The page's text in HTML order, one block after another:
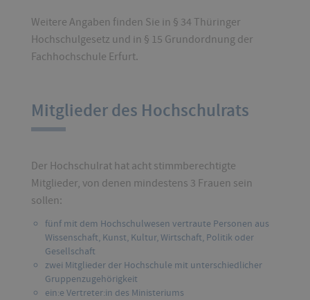
Weitere Angaben finden Sie in § 34 Thüringer
Hochschulgesetz und in § 15 Grundordnung der
Fachhochschule Erfurt.
Mitglieder des Hochschulrats
Der Hochschulrat hat acht stimmberechtigte
Mitglieder, von denen mindestens 3 Frauen sein
sollen:
fünf mit dem Hochschulwesen vertraute Personen aus
Wissenschaft, Kunst, Kultur, Wirtschaft, Politik oder
Gesellschaft
zwei Mitglieder der Hochschule mit unterschiedlicher
Gruppenzugehörigkeit
ein:e Vertreter:in des Ministeriums